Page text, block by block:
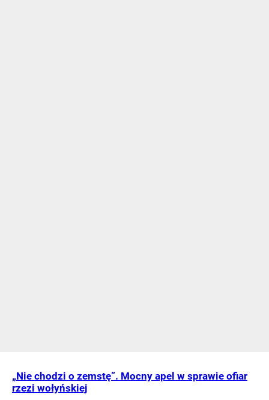
„Nie chodzi o zemstę”. Mocny apel w sprawie ofiar
rzezi wołyńskiej